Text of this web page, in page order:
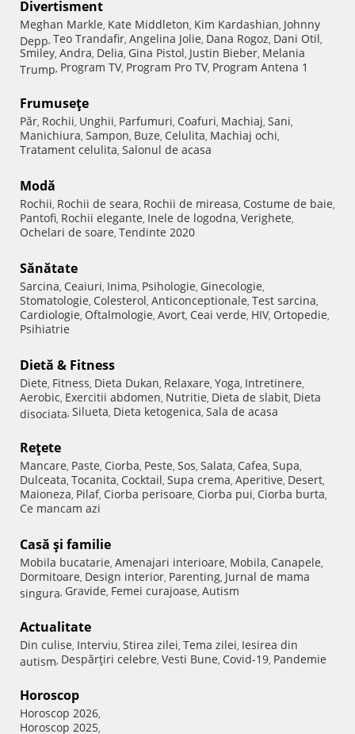
Divertisment
Meghan Markle, Kate Middleton, Kim Kardashian, Johnny
Depp, Teo Trandafir, Angelina Jolie, Dana Rogoz, Dani Otil,
Smiley, Andra, Delia, Gina Pistol, Justin Bieber, Melania
Trump, Program TV, Program Pro TV, Program Antena 1
Frumuseţe
Păr, Rochii, Unghii, Parfumuri, Coafuri, Machiaj, Sani,
Manichiura, Sampon, Buze, Celulita, Machiaj ochi,
Tratament celulita, Salonul de acasa
Modă
Rochii, Rochii de seara, Rochii de mireasa, Costume de baie,
Pantofi, Rochii elegante, Inele de logodna, Verighete,
Ochelari de soare, Tendinte 2020
Sănătate
Sarcina, Ceaiuri, Inima, Psihologie, Ginecologie,
Stomatologie, Colesterol, Anticonceptionale, Test sarcina,
Cardiologie, Oftalmologie, Avort, Ceai verde, HIV, Ortopedie,
Psihiatrie
Dietă & Fitness
Diete, Fitness, Dieta Dukan, Relaxare, Yoga, Intretinere,
Aerobic, Exercitii abdomen, Nutritie, Dieta de slabit, Dieta
disociata, Silueta, Dieta ketogenica, Sala de acasa
Reţete
Mancare, Paste, Ciorba, Peste, Sos, Salata, Cafea, Supa,
Dulceata, Tocanita, Cocktail, Supa crema, Aperitive, Desert,
Maioneza, Pilaf, Ciorba perisoare, Ciorba pui, Ciorba burta,
Ce mancam azi
Casă şi familie
Mobila bucatarie, Amenajari interioare, Mobila, Canapele,
Dormitoare, Design interior, Parenting, Jurnal de mama
singura, Gravide, Femei curajoase, Autism
Actualitate
Din culise, Interviu, Stirea zilei, Tema zilei, Iesirea din
autism, Despărţiri celebre, Vesti Bune, Covid-19, Pandemie
Horoscop
Horoscop 2026,
Horoscop 2025,